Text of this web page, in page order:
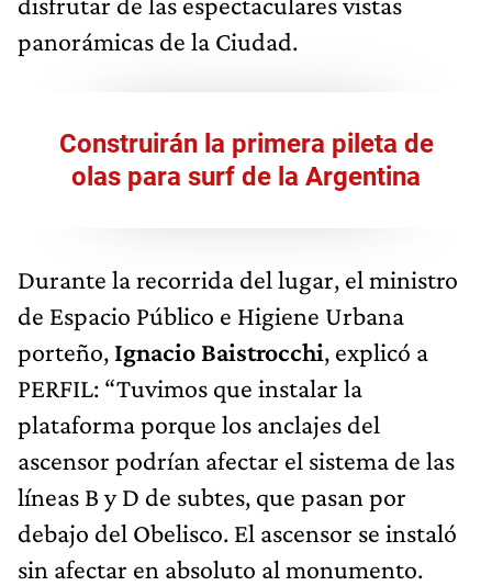
panorámicas de la Ciudad.
Construirán la primera pileta de
olas para surf de la Argentina
Durante la recorrida del lugar, el ministro
de Espacio Público e Higiene Urbana
porteño, Ignacio Baistrocchi, explicó a
PERFIL: “Tuvimos que instalar la
plataforma porque los anclajes del
ascensor podrían afectar el sistema de las
líneas B y D de subtes, que pasan por
debajo del Obelisco. El ascensor se instaló
sin afectar en absoluto al monumento.